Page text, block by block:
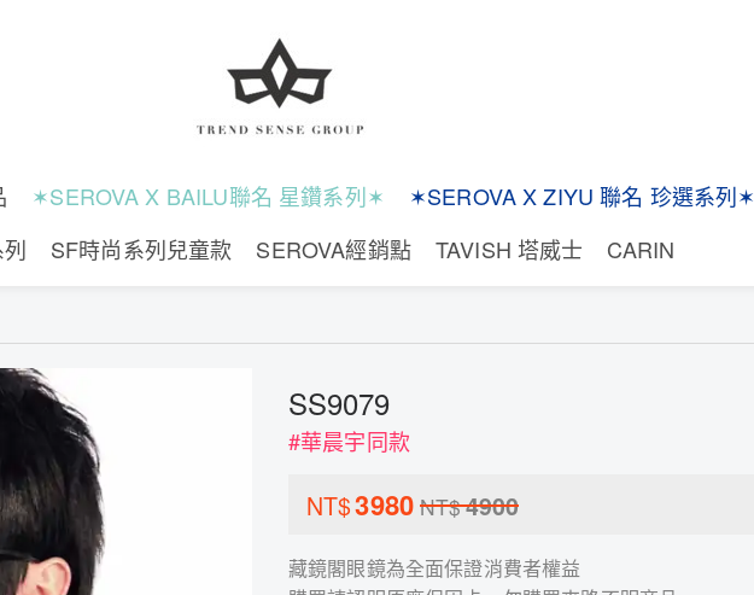
✶SEROVA X BAILU聯名 星鑽系列✶ ✶SEROVA X ZIYU 聯名 珍選系列✶
SF時尚系列兒童款 SEROVA經銷點 TAVISH 塔威士 CARIN
SS9079
#華晨宇同款
NT$3980 NT$4900
藏鏡閣眼鏡為全面保證消費者權益